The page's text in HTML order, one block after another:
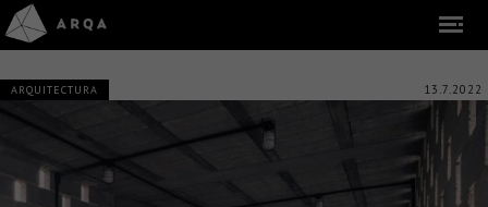
ARQUITECTURA 13.7.2022